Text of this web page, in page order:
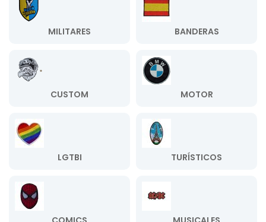
MILITARES BANDERAS
CUSTOM MOTOR
LGTBI TURÍSTICOS